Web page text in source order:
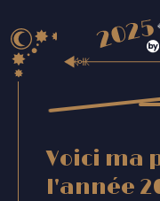
Voici ma
l'année